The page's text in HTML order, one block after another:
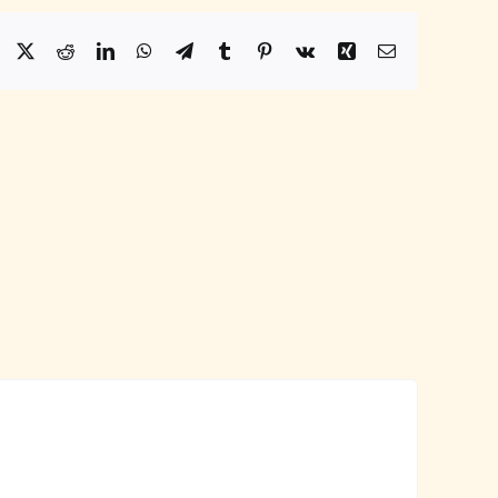
Facebook
X RedditLinkedInWhatsApp
TelegramTumblr Pinterest
Vk Xing Email